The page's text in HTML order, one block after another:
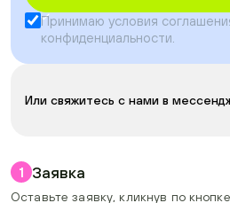
Принимаю условия
конфиденциальности.
Или свяжитесь с нами в
1 Заявка
Оставьте заявку, кликнув по